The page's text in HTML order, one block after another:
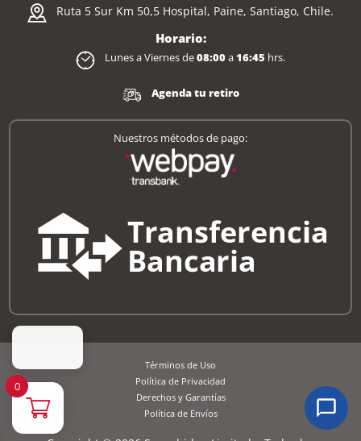
Ruta 5 Sur Km 50,5 Hospital, Paine, Santiago, Chile.
Horario:
Lunes a Viernes de08:00a16:45 hrs.
Agenda tu retiro
Nuestros métodos de pago:
Términos de Uso
Política de Privacidad
Derechos y Garantías
Política de Envíos
0